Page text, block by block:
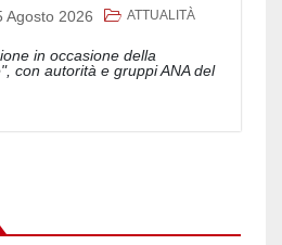
Agosto 2026 ATTUALITÀ
in occasione della
con autorità e gruppi ANA del